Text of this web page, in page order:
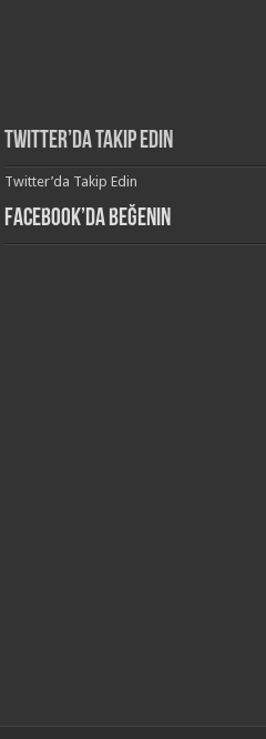
Twitter’da Takip Edin
Twitter’da Takip Edin
Facebook’da Beğenin